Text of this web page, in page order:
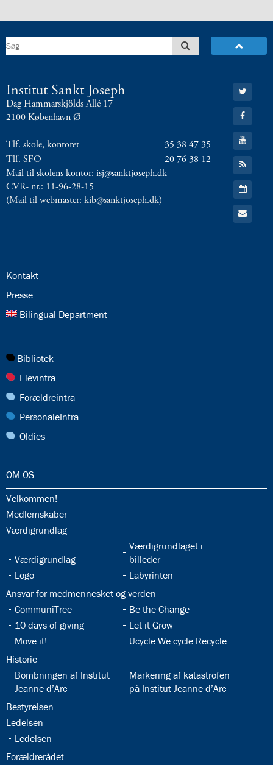
Institut Sankt Joseph
Dag Hammarskjölds Allé 17
2100 København Ø
Tlf. skole, kontoret
35 38 47 35
Tlf. SFO
20 76 38 12
Mail til skolens kontor: isj@sanktjoseph.dk
CVR- nr.: 11-96-28-15
(Mail til webmaster: kib@sanktjoseph.dk)
Gå
til:
Twitter
Gå
til:
Facebook
Gå
til:
YouTube
Gå
til:
RSS
feed
Gå
til:
Kalender
Gå
til:
24.0:
Kontakt
25.0:
Presse
26.0:
Bilingual Department
27.0:
Bibliotek
28.0:
Elevintra
29.0:
Forældreintra
30.0:
PersonaleIntra
31.0:
Oldies
32.0:
OM OS
32.1:
Velkommen!
32.2:
Medlemskaber
32.3:
Værdigrundlag
32.4:
Værdigrundlag
32.5:
Værdigrundlaget i
billeder
32.6:
Logo 32.7:
Labyrinten
32.8:
Ansvar for medmennesket og verden
32.9:
CommuniTree 32.10:
Be the Change
32.11:
10 days of giving 32.12:
Let it Grow
32.13:
Move it! 32.14:
Ucycle We cycle Recycle
32.15:
Historie
32.16:
Bombningen af Institut
Jeanne d’Arc
32.17:
Markering af katastrofen
på Institut Jeanne d’Arc
32.18:
Bestyrelsen
32.19:
Ledelsen
32.20:
Ledelsen
32.21:
Forældrerådet